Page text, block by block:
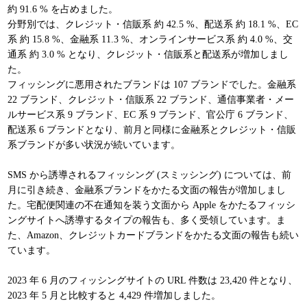
約 91.6 % を占めました。
分野別では、クレジット・信販系 約 42.5 %、配送系 約 18.1 %、EC
系 約 15.8 %、金融系 11.3 %、オンラインサービス系 約 4.0 %、交
通系 約 3.0 % となり、クレジット・信販系と配送系が増加しまし
た。
フィッシングに悪用されたブランドは 107 ブランドでした。金融系
22 ブランド、クレジット・信販系 22 ブランド、通信事業者・メー
ルサービス系 9 ブランド、EC 系 9 ブランド、官公庁 6 ブランド、
配送系 6 ブランドとなり、前月と同様に金融系とクレジット・信販
系ブランドが多い状況が続いています。
SMS から誘導されるフィッシング (スミッシング) については、前
月に引き続き、金融系ブランドをかたる文面の報告が増加しまし
た。宅配便関連の不在通知を装う文面から Apple をかたるフィッシ
ングサイトへ誘導するタイプの報告も、多く受領しています。ま
た、Amazon、クレジットカードブランドをかたる文面の報告も続い
ています。
2023 年 6 月のフィッシングサイトの URL 件数は 23,420 件となり、
2023 年 5 月と比較すると 4,429 件増加しました。